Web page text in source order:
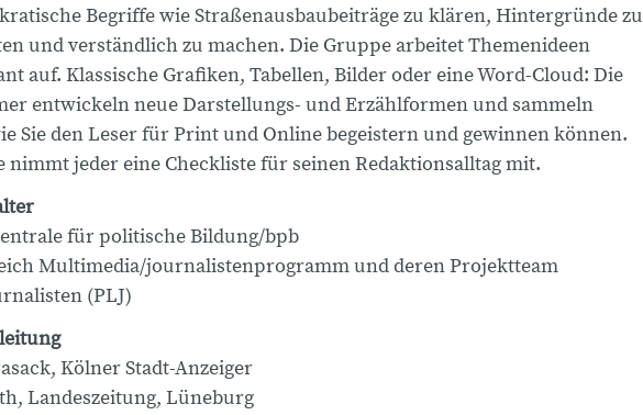
Begriffe wie Straßenausbaubeiträge zu klären, Hintergründe zu
und verständlich zu machen. Die Gruppe arbeitet Themenideen
auf. Klassische Grafiken, Tabellen, Bilder oder eine Word-Cloud: Die
entwickeln neue Darstellungs- und Erzählformen und sammeln
Sie den Leser für Print und Online begeistern und gewinnen können.
nimmt jeder eine Checkliste für seinen Redaktionsalltag mit.
für politische Bildung/bpb
Multimedia/journalistenprogramm und deren Projektteam
(PLJ)
Kölner Stadt-Anzeiger
Landeszeitung, Lüneburg